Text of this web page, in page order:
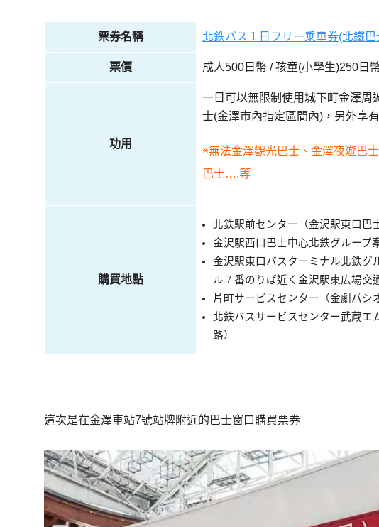
票券名稱 北鉄バス１日フリー乗車券(北鐵
票價 成人500日幣 / 孩童(小學生)250日
功用
一日可以無限制使用城下町金澤周
士(金澤市內指定區間內)，另外享
※無法金澤觀光巴士、金澤夜遊巴
巴士….等
購買地點
北鉄駅前センター（金沢駅東口巴
金沢駅西口巴士中心北鉄グループ
金沢駅東口バスターミナル北鉄グ
ル７番のりば近く金沢駅東広場交
片町サービスセンター（金劇パシ
北鉄バスサービスセンター武蔵
路）
這次是在金澤車站7號站牌附近的巴士窗口購買票券